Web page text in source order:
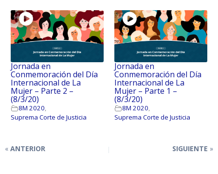
Jornada en
Conmemoración del Día
Internacional de La
Mujer – Parte 2 –
(8/3/20)
8M 2020,
Suprema Corte de Justicia
Jornada en
Conmemoración del Día
Internacional de La
Mujer – Parte 1 –
(8/3/20)
8M 2020,
Suprema Corte de Justicia
ANTERIOR SIGUIENTE